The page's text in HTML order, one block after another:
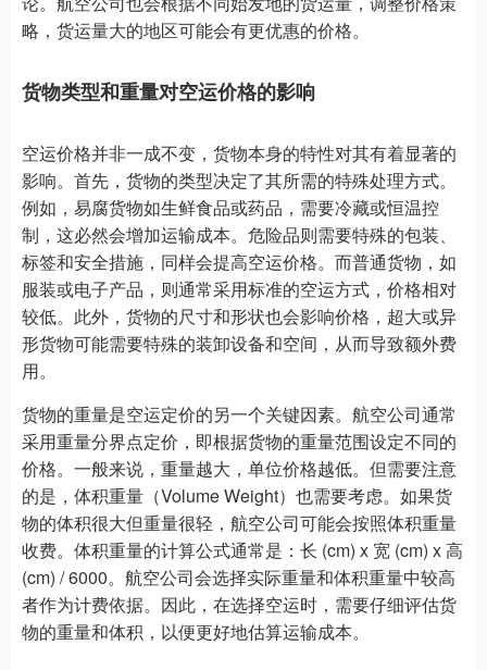
略，货运量大的地区可能会有更优惠的价格。
货物类型和重量对空运价格的影响
空运价格并非一成不变，货物本身的特性对其有着显著的
影响。首先，货物的类型决定了其所需的特殊处理方式。
例如，易腐货物如生鲜食品或药品，需要冷藏或恒温控
制，这必然会增加运输成本。危险品则需要特殊的包装、
标签和安全措施，同样会提高空运价格。而普通货物，如
服装或电子产品，则通常采用标准的空运方式，价格相对
较低。此外，货物的尺寸和形状也会影响价格，超大或异
形货物可能需要特殊的装卸设备和空间，从而导致额外费
用。
货物的重量是空运定价的另一个关键因素。航空公司通常
采用重量分界点定价，即根据货物的重量范围设定不同的
价格。一般来说，重量越大，单位价格越低。但需要注意
的是，体积重量（Volume Weight）也需要考虑。如果货
物的体积很大但重量很轻，航空公司可能会按照体积重量
收费。体积重量的计算公式通常是：长 (cm) x 宽 (cm) x 高
(cm) / 6000。航空公司会选择实际重量和体积重量中较高
者作为计费依据。因此，在选择空运时，需要仔细评估货
物的重量和体积，以便更好地估算运输成本。